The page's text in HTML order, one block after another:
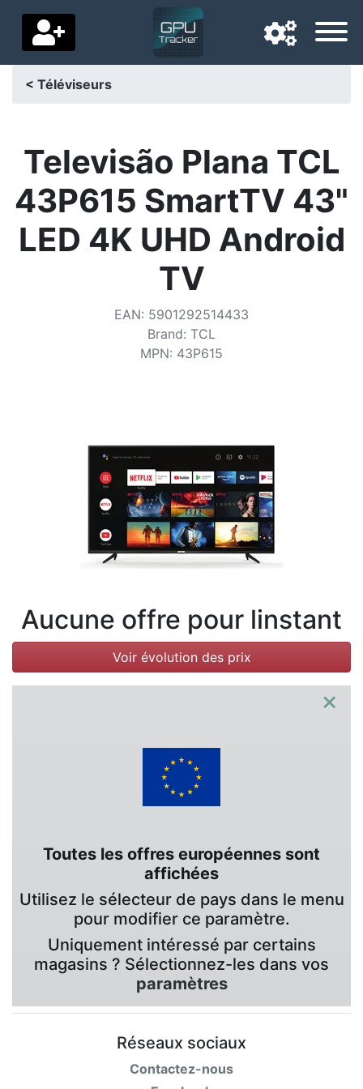
Pays de livraison
Accueil
Paramètres
< Téléviseurs
Televisão Plana TCL
43P615 SmartTV 43"
LED 4K UHD Android
TV
EAN: 5901292514433
Brand: TCL
MPN: 43P615
Aucune offre pour linstant
Voir évolution des prix
×
Toutes les offres européennes sont
affichées
Utilisez le sélecteur de pays dans le menu
pour modifier ce paramètre.
Uniquement intéressé par certains
magasins ? Sélectionnez-les dans vos
paramètres
Réseaux sociaux
Contactez-nous